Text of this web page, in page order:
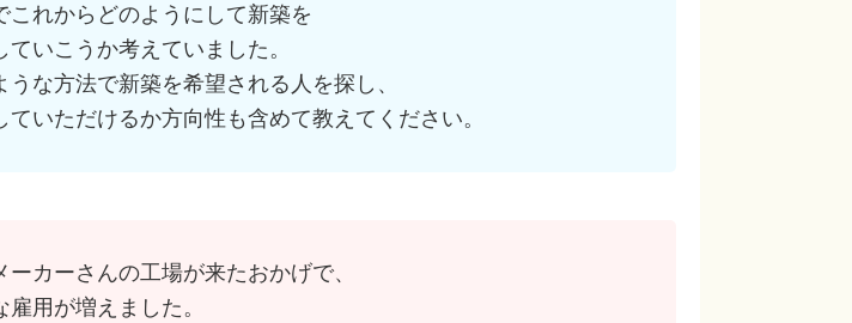
これからどのようにして新築を
ていこうか考えていました。
うな方法で新築を希望される人を探し、
ていただけるか方向性も含めて教えてください。
ーカーさんの工場が来たおかげで、
雇用が増えました。